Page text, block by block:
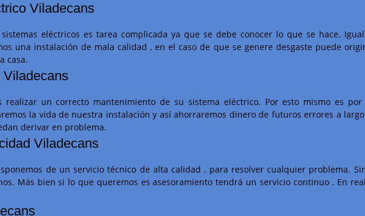
Viladecans
eléctricos es tarea complicada ya que se debe conocer lo que se hace.
una instalación de mala calidad , en el caso de que se genere desgaste puede
casa.
Viladecans
realizar un correcto mantenimiento de su sistema eléctrico. Por esto mismo es
la vida de nuestra instalación y así ahorraremos dinero de futuros errores a
derivar en problema.
Viladecans
de un servicio técnico de alta calidad , para resolver cualquier problema.
Más bien si lo que queremos es asesoramiento tendrá un servicio continuo . En